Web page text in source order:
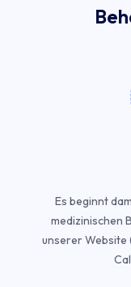
Es beginnt
medizinischen
unserer Website